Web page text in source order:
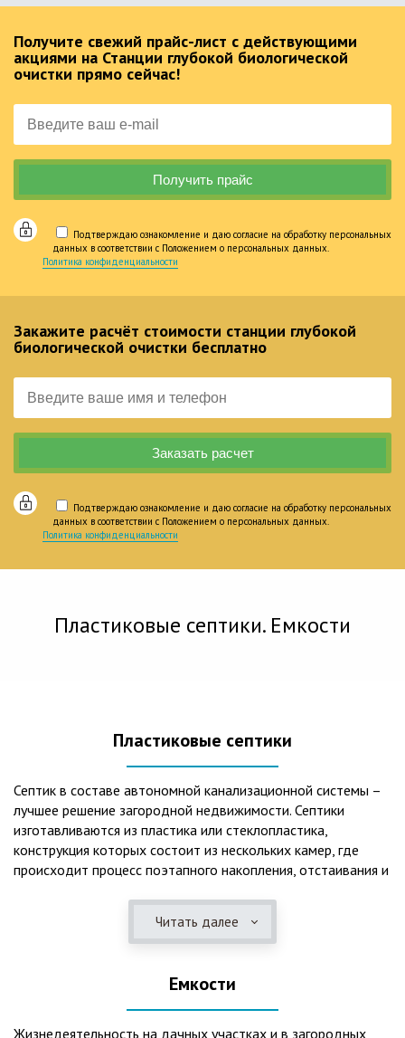
Получите свежий прайс-лист с действующими
акциями на Станции глубокой биологической
очистки прямо сейчас!
Подтверждаю ознакомление и даю согласие на обработку персональных
данных в соответствии с Положением о персональных данных.
Политика конфиденциальности
Закажите расчёт стоимости станции глубокой
биологической очистки бесплатно
Подтверждаю ознакомление и даю согласие на обработку персональных
данных в соответствии с Положением о персональных данных.
Политика конфиденциальности
Пластиковые септики. Емкости
Пластиковые септики
Септик в составе автономной канализационной системы –
лучшее решение загородной недвижимости. Септики
изготавливаются из пластика или стеклопластика,
конструкция которых состоит из нескольких камер, где
происходит процесс поэтапного накопления, отстаивания и
длительный срок службы, так как не подвержены коррозии.
2. Обладают высокой прочностью – способны
состоянии. 3. Могут эксплуатироваться в любом регионе
России при любых низких температурах. 4. Полностью
герметичны, что дает гарантию по полной безопасности
Читать далее
Емкости
Жизнедеятельность на дачных участках и в загородных